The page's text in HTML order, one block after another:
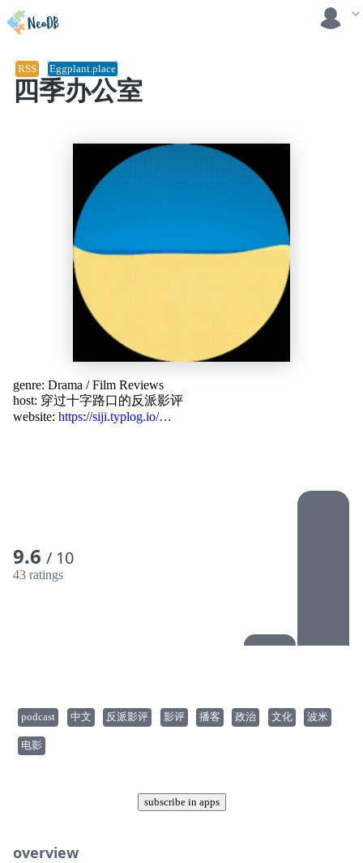
四季办公室
RSS Eggplant.place
genre: Drama /Film Reviews
host: 穿过十字路口的反派影评
website: https://siji.typlog.io/…
9.6 / 10
43 ratings
podcast 中文 反派影评 影评 播客 政治 文化 波米
电影
subscribe in apps
overview